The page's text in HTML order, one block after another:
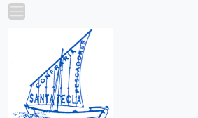
Pasar al contenido principal